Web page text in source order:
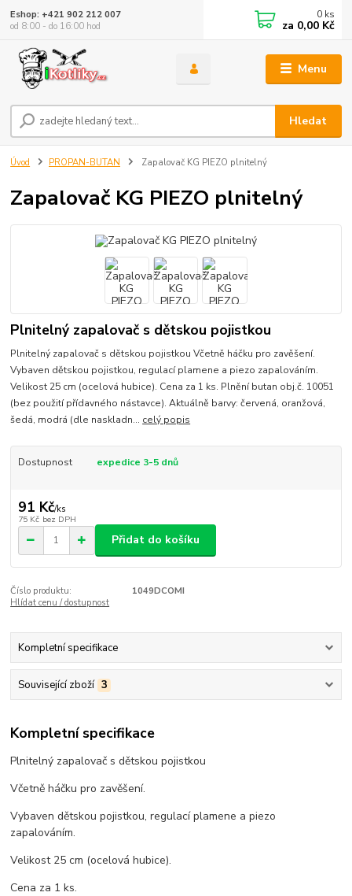
Menu
Hledat
Eshop: +421 902 212 007
od 8:00 - do 16:00 hod
0 ks
za 0,00 Kč
Úvod PROPAN-BUTAN Zapalovač KG PIEZO plnitelný
Zapalovač KG PIEZO plnitelný
Plnitelný zapalovač s dětskou pojistkou
Plnitelný zapalovač s dětskou pojistkou Včetně háčku pro zavěšení.
Vybaven dětskou pojistkou, regulací plamene a piezo zapalováním.
Velikost 25 cm (ocelová hubice). Cena za 1 ks. Plnění butan obj.č. 10051
(bez použití přídavného nástavce). Aktuálně barvy: červená, oranžová,
šedá, modrá (dle naskladn... celý popis
Dostupnost expedice 3-5 dnů
91 Kč/ks
75 Kč bez DPH
Přidat do košíku
Číslo produktu:
1049DCOMI
Hlídat cenu / dostupnost
Kompletní specifikace
Související zboží 3
Kompletní specifikace
Plnitelný zapalovač s dětskou pojistkou
Včetně háčku pro zavěšení.
Vybaven dětskou pojistkou, regulací plamene a piezo
zapalováním.
Velikost 25 cm (ocelová hubice).
Cena za 1 ks.